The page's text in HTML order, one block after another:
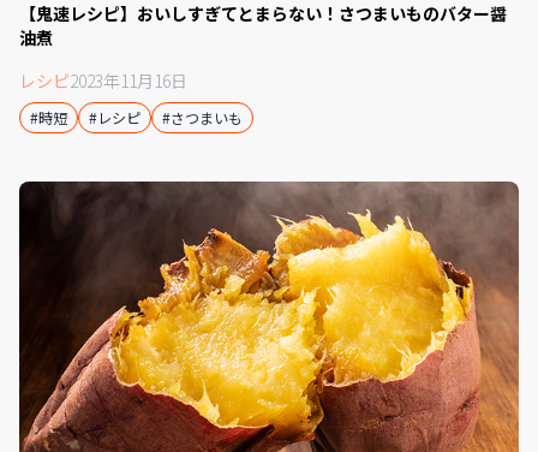
【鬼速レシピ】おいしすぎてとまらない！さつまいものバター醤
油煮
レシピ2023年11月16日
#時短 #レシピ #さつまいも